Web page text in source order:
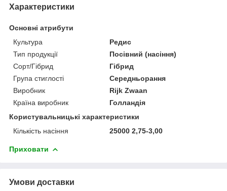
Характеристики
Основні атрибути
Культура
Редис
Тип продукції
Посівний (насіння)
Сорт/Гібрид
Гібрид
Група стиглості
Середньорання
Виробник
Rijk Zwaan
Країна виробник
Голландія
Користувальницькі характеристики
Кількість насіння
25000 2,75-3,00
Приховати
Умови доставки